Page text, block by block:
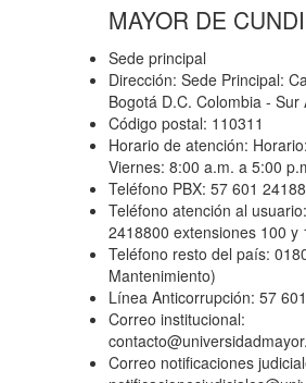
MAYOR DE
Sede principal
Dirección: Sede Principal:
Bogotá D.C. Colombia - Sur
Código postal: 110311
Horario de atención:
Viernes: 8:00 a.m. a 5:00
Teléfono PBX: 57 601
Teléfono atención al
2418800 extensiones 100 y
Teléfono resto del país:
Mantenimiento)
Línea Anticorrupción: 57
Correo institucional:
Correo notificaciones